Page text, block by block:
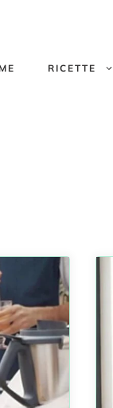
RICETTE